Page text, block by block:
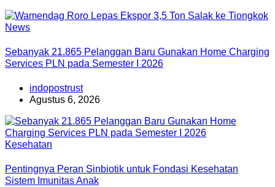
News
Sebanyak 21.865 Pelanggan Baru Gunakan Home Charging
Services PLN pada Semester I 2026
indopostrust
Agustus 6, 2026
Kesehatan
Pentingnya Peran Sinbiotik untuk Fondasi Kesehatan
Sistem Imunitas Anak